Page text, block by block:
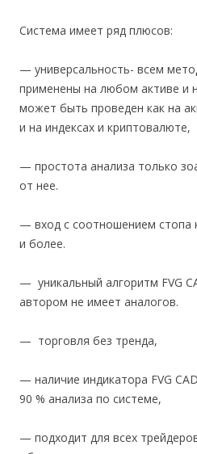
Система имеет ряд плюсов:
— универсальность- всем
применены на любом активе и
может быть проведен как на
и на индексах и криптовалюте,
— простота анализа только
от нее.
— вход с соотношением стопа
и более.
— уникальный алгоритм FVG
автором не имеет аналогов.
— торговля без тренда,
— наличие индикатора FVG
90 % анализа по системе,
— подходит для всех